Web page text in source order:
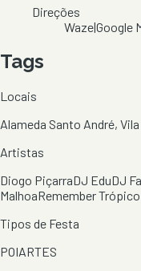
Direções
Waze|Google
Tags
Locais
Alameda Santo André,
Artistas
Diogo PiçarraDJ EduDJ
MalhoaRemember
Tipos de Festa
POIARTES